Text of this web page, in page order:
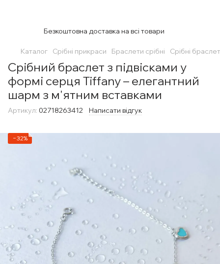
Безкоштовна доставка на всі товари
Каталог Срібні прикраси Браслети срібні Срібні
Срібний браслет з підвісками у
формі серця Tiffany – елегантний
шарм з м'ятним вставками
Артикул: 02718263412 Написати відгук
−32%